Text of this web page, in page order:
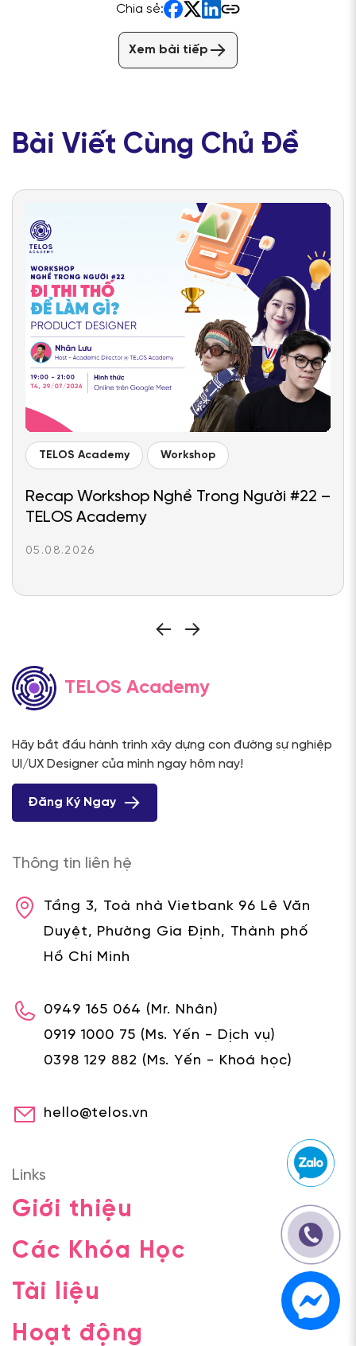
Chia sẻ:
Xem bài tiếp
Bài Viết Cùng Chủ Đề
TELOS Academy Workshop
Recap Workshop Nghề Trong Người #22 –
TELOS Academy
05.08.2026
TELOS Academy
Hãy bắt đầu hành trình xây dựng con đường sự nghiệp
UI/UX Designer của mình ngay hôm nay!
Đăng Ký Ngay
Thông tin liên hệ
Tầng 3, Toà nhà Vietbank 96 Lê Văn
Duyệt, Phường Gia Định, Thành phố
Hồ Chí Minh
0949 165 064 (Mr. Nhân)
0919 1000 75 (Ms. Yến - Dịch vụ)
0398 129 882 (Ms. Yến - Khoá học)
hello@telos.vn
Links
Giới thiệu
Các Khóa Học
Tài liệu
Hoạt động